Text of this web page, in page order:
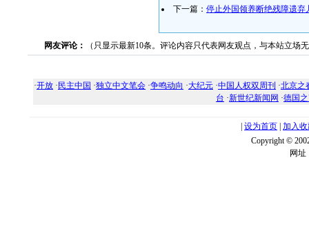
下一篇： 停止外国领养断绝残障遗弃
网友评论： （只显示最新10条。评论内容只代表网友观点，与本站立场
·开放 · 民主中国 ·独立中文笔会 ·争鸣动向 ·大纪元 ·中国人权双周刊 ·北京之
台 ·新世纪新闻网 ·德国
设为首页 加入
Copyright ©
网址